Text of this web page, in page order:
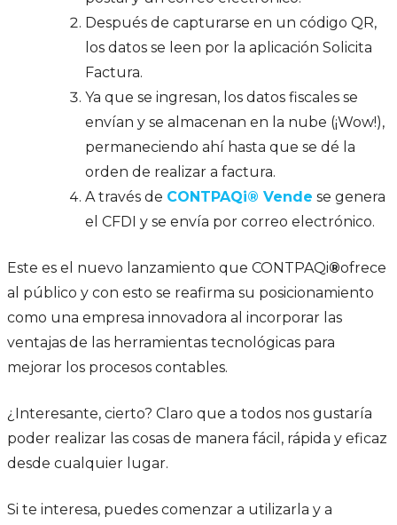
Después de capturarse en un código QR,
los datos se leen por la aplicación Solicita
Factura.
Ya que se ingresan, los datos fiscales se
envían y se almacenan en la nube (¡Wow!),
permaneciendo ahí hasta que se dé la
orden de realizar a factura.
A través de CONTPAQi® Vende se genera
el CFDI y se envía por correo electrónico.
Este es el nuevo lanzamiento que CONTPAQi®ofrece
al público y con esto se reafirma su posicionamiento
como una empresa innovadora al incorporar las
ventajas de las herramientas tecnológicas para
mejorar los procesos contables.
¿Interesante, cierto? Claro que a todos nos gustaría
poder realizar las cosas de manera fácil, rápida y eficaz
desde cualquier lugar.
Si te interesa, puedes comenzar a utilizarla y a